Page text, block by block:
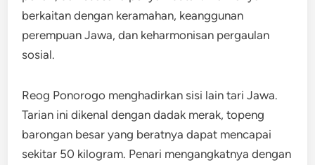
berkaitan dengan keramahan, keanggunan
perempuan Jawa, dan keharmonisan pergaulan
sosial.
Reog Ponorogo menghadirkan sisi lain tari Jawa.
Tarian ini dikenal dengan dadak merak, topeng
barongan besar yang beratnya dapat mencapai
sekitar 50 kilogram. Penari mengangkatnya dengan